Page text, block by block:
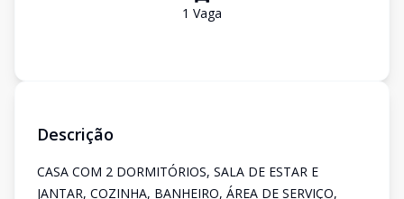
1 Vaga
Descrição
CASA COM 2 DORMITÓRIOS, SALA DE ESTAR E
JANTAR, COZINHA, BANHEIRO, ÁREA DE SERVIÇO,